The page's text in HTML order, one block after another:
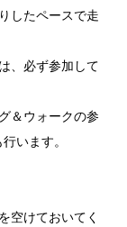
したペースで走
、必ず参加して
＆ウォークの参
います。
空けておいてく